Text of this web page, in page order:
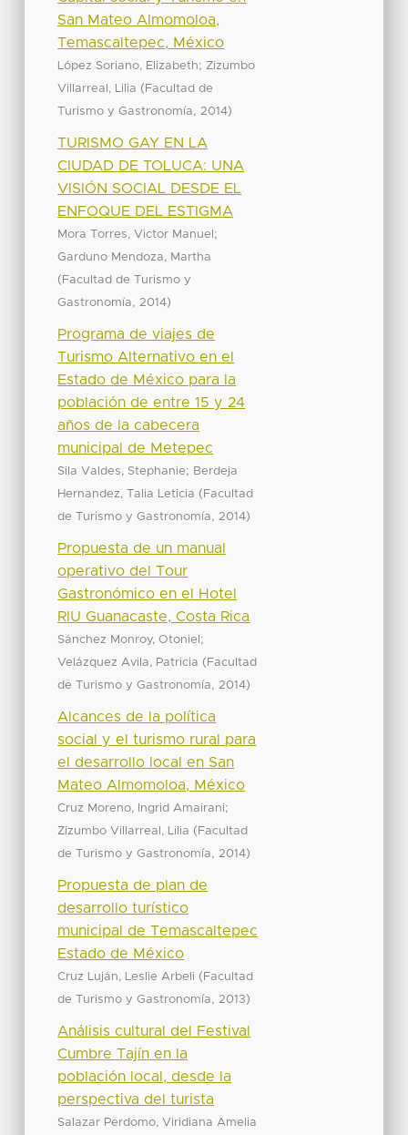
San Mateo Almomoloa,
Temascaltepec, México
López Soriano, Elizabeth; Zizumbo
Villarreal, Lilia ( Facultad de
Turismo y Gastronomía, 2014)
TURISMO GAY EN LA
CIUDAD DE TOLUCA: UNA
VISIÓN SOCIAL DESDE EL
ENFOQUE DEL ESTIGMA
Mora Torres, Victor Manuel ;
Garduno Mendoza, Martha
( Facultad de Turismo y
Gastronomía, 2014)
Programa de viajes de
Turismo Alternativo en el
Estado de México para la
población de entre 15 y 24
años de la cabecera
municipal de Metepec
Sila Valdes, Stephanie; Berdeja
Hernandez, Talia Leticia ( Facultad
de Turismo y Gastronomía, 2014)
Propuesta de un manual
operativo del Tour
Gastronómico en el Hotel
RIU Guanacaste, Costa Rica
Sánchez Monroy, Otoniel ;
Velázquez Avila, Patricia ( Facultad
de Turismo y Gastronomía, 2014)
Alcances de la política
social y el turismo rural para
el desarrollo local en San
Mateo Almomoloa, México
Cruz Moreno, Ingrid Amairani;
Zizumbo Villarreal, Lilia ( Facultad
de Turismo y Gastronomía, 2014)
Propuesta de plan de
desarrollo turístico
municipal de Temascaltepec
Estado de México
Cruz Luján, Leslie Arbeli ( Facultad
de Turismo y Gastronomía, 2013)
Análisis cultural del Festival
Cumbre Tajín en la
población local, desde la
perspectiva del turista
Salazar Perdomo, Viridiana Amelia